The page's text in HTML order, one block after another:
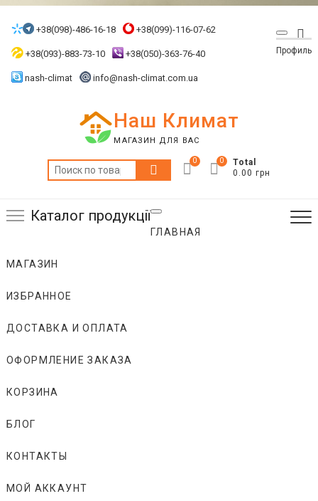
Skip
+38(098)-486-16-18 +38(099)-116-07-62
+38(093)-883-73-10 +38(050)-363-76-40
nash-climat info@nash-climat.com.ua
Профиль
Наш Климат
МАГАЗИН ДЛЯ ВАС
Искать:
0
Total
0.00 грн
0
Каталог продукції
ГЛАВНАЯ
МАГАЗИН
ИЗБРАННОЕ
ДОСТАВКА И ОПЛАТА
ОФОРМЛЕНИЕ ЗАКАЗА
КОРЗИНА
БЛОГ
КОНТАКТЫ
МОЙ АККАУНТ